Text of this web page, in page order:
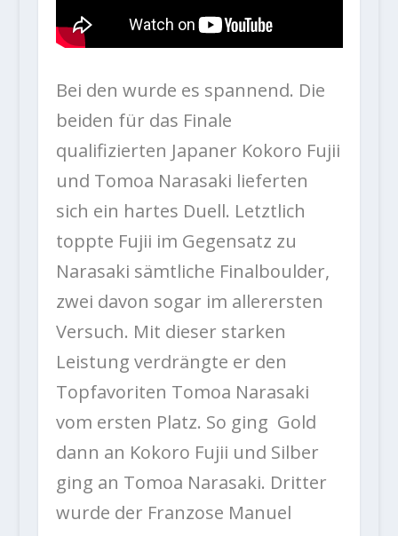
Bei den wurde es spannend. Die
beiden für das Finale
qualifizierten Japaner Kokoro Fujii
und Tomoa Narasaki lieferten
sich ein hartes Duell. Letztlich
toppte Fujii im Gegensatz zu
Narasaki sämtliche Finalboulder,
zwei davon sogar im allerersten
Versuch. Mit dieser starken
Leistung verdrängte er den
Topfavoriten Tomoa Narasaki
vom ersten Platz. So ging Gold
dann an Kokoro Fujii und Silber
ging an Tomoa Narasaki. Dritter
wurde der Franzose Manuel